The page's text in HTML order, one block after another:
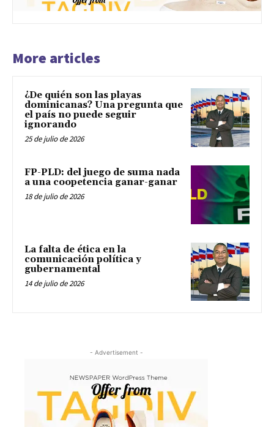
More articles
¿De quién son las playas
dominicanas? Una pregunta que
el país no puede seguir
ignorando
25 de julio de 2026
FP-PLD: del juego de suma nada
a una coopetencia ganar-ganar
18 de julio de 2026
La falta de ética en la
comunicación política y
gubernamental
14 de julio de 2026
- Advertisement -